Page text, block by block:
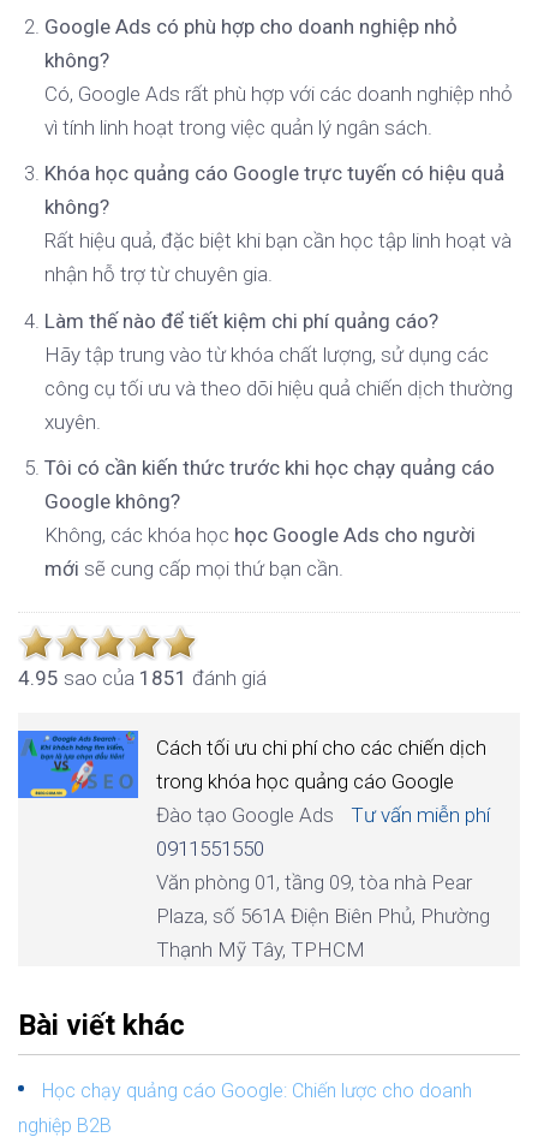
Google Ads có phù hợp cho doanh nghiệp nhỏ
không?
Có, Google Ads rất phù hợp với các doanh nghiệp nhỏ
vì tính linh hoạt trong việc quản lý ngân sách.
Khóa học quảng cáo Google trực tuyến có hiệu quả
không?
Rất hiệu quả, đặc biệt khi bạn cần học tập linh hoạt và
nhận hỗ trợ từ chuyên gia.
Làm thế nào để tiết kiệm chi phí quảng cáo?
Hãy tập trung vào từ khóa chất lượng, sử dụng các
công cụ tối ưu và theo dõi hiệu quả chiến dịch thường
xuyên.
Tôi có cần kiến thức trước khi học chạy quảng cáo
Google không?
Không, các khóa học học Google Ads cho người
mới sẽ cung cấp mọi thứ bạn cần.
4.95 sao của 1851 đánh giá
Cách tối ưu chi phí cho các chiến dịch
trong khóa học quảng cáo Google
Đào tạo Google Ads
Tư vấn miễn phí
0911551550
Văn phòng 01, tầng 09, tòa nhà Pear
Plaza, số 561A Điện Biên Phủ, Phường
Thạnh Mỹ Tây, TPHCM
Bài viết khác
Học chạy quảng cáo Google: Chiến lược cho doanh
nghiệp B2B